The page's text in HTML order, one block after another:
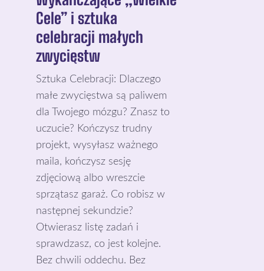
Cele” i sztuka
celebracji małych
zwycięstw
Sztuka Celebracji: Dlaczego
małe zwycięstwa są paliwem
dla Twojego mózgu? Znasz to
uczucie? Kończysz trudny
projekt, wysyłasz ważnego
maila, kończysz sesję
zdjęciową albo wreszcie
sprzątasz garaż. Co robisz w
następnej sekundzie?
Otwierasz listę zadań i
sprawdzasz, co jest kolejne.
Bez chwili oddechu. Bez